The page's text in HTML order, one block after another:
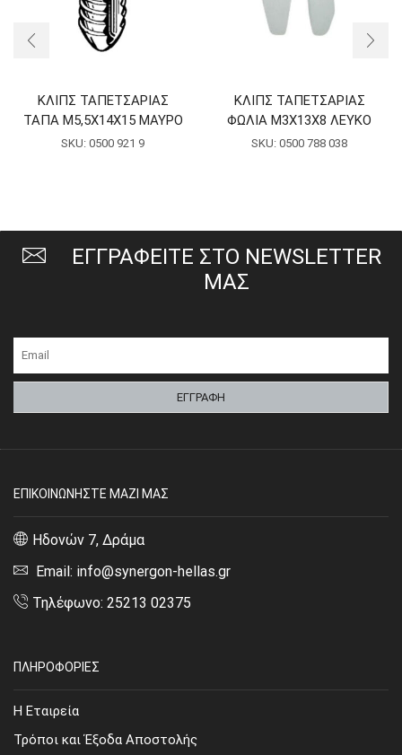
ΚΛΙΠΣ ΤΑΠΕΤΣΑΡΙΑΣ
ΤΑΠΑ Μ5,5Χ14Χ15 ΜΑΥΡΟ
SKU: 0500 921 9
ΚΛΙΠΣ ΤΑΠΕΤΣΑΡΙΑΣ
ΦΩΛΙΑ Μ3Χ13Χ8 ΛΕΥΚΟ
SKU: 0500 788 038
ΕΓΓΡΑΦΕΙΤΕ ΣΤΟ NEWSLETTER
ΜΑΣ
ΕΠΙΚΟΙΝΩΝΗΣΤΕ ΜΑΖΙ ΜΑΣ
Ηδονών 7, Δράμα
Email: info@synergon-hellas.gr
Τηλέφωνο: 25213 02375
ΠΛΗΡΟΦΟΡΙΕΣ
Η Εταιρεία
Τρόποι και Έξοδα Αποστολής